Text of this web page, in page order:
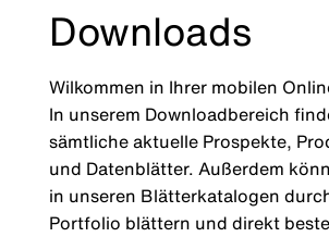
Downloads
Wilkommen in Ihrer mobilen
In unserem Downloadbereich
sämtliche aktuelle Prospekte,
und Datenblätter. Außerdem
in unseren Blätterkatalogen
Portfolio blättern und direkt